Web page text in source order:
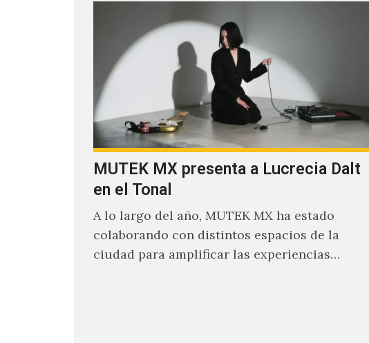
MUTEK MX presenta a Lucrecia Dalt
en el Tonal
A lo largo del año, MUTEK MX ha estado
colaborando con distintos espacios de la
ciudad para amplificar las experiencias